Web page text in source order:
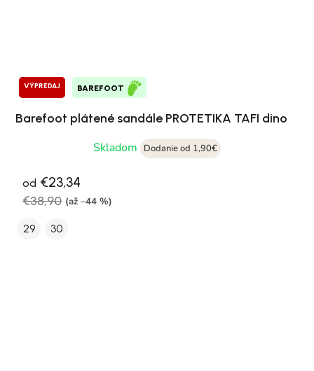
VÝPREDAJ BAREFOOT
Barefoot plátené sandále PROTETIKA TAFI dino
Skladom
Dodanie od 1,90€
od €23,34
€38,90 (až –44 %)
29 30